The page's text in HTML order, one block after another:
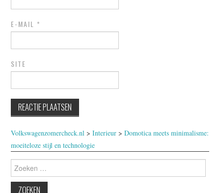
E-MAIL *
SITE
Volkswagenzomercheck.nl >Interieur >Domotica meets minimalisme:
moeiteloze stijl en technologie
naar: